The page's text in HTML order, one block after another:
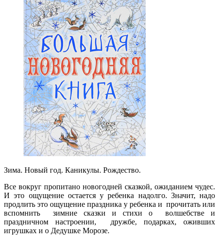
Зима. Новый год. Каникулы. Рождество.
Все вокруг пропитано новогодней сказкой, ожиданием чудес.
И это ощущение остается у ребенка надолго. Значит, надо
продлить это ощущение праздника у ребенка и прочитать или
вспомнить зимние сказки и стихи о волшебстве и
праздничном настроении, дружбе, подарках, оживших
игрушках и о Дедушке Морозе.